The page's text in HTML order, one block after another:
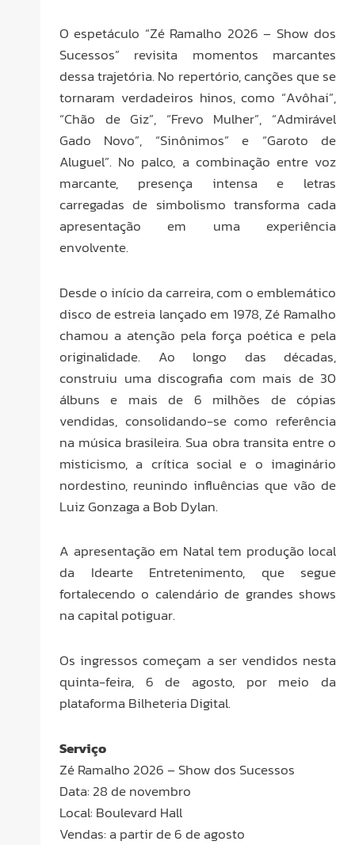
O espetáculo “Zé Ramalho 2026 – Show dos
Sucessos” revisita momentos marcantes
dessa trajetória. No repertório, canções que se
tornaram verdadeiros hinos, como “Avôhai”,
“Chão de Giz”, “Frevo Mulher”, “Admirável
Gado Novo”, “Sinônimos” e “Garoto de
Aluguel”. No palco, a combinação entre voz
marcante, presença intensa e letras
carregadas de simbolismo transforma cada
apresentação em uma experiência
envolvente.
Desde o início da carreira, com o emblemático
disco de estreia lançado em 1978, Zé Ramalho
chamou a atenção pela força poética e pela
originalidade. Ao longo das décadas,
construiu uma discografia com mais de 30
álbuns e mais de 6 milhões de cópias
vendidas, consolidando-se como referência
na música brasileira. Sua obra transita entre o
misticismo, a crítica social e o imaginário
nordestino, reunindo influências que vão de
Luiz Gonzaga a Bob Dylan.
A apresentação em Natal tem produção local
da Idearte Entretenimento, que segue
fortalecendo o calendário de grandes shows
na capital potiguar.
Os ingressos começam a ser vendidos nesta
quinta-feira, 6 de agosto, por meio da
plataforma Bilheteria Digital.
Serviço
Zé Ramalho 2026 – Show dos Sucessos
Data: 28 de novembro
Local: Boulevard Hall
Vendas: a partir de 6 de agosto